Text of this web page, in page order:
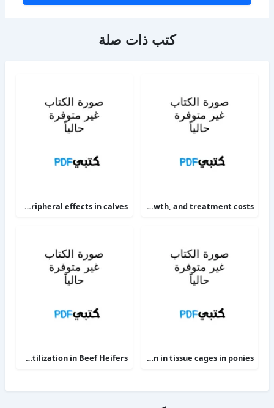
كتب ذات صلة
Targeting therapy to minimize antimicrobial use in preweaned calves effects on health, growth, and treatment costs
The alpha 2-adrenoceptor agonists xylazine and guanfacine exert different central nervous system, but comparable peripheral effects in calves
Clinical efficacy of intravenous administration of marbofloxacin in a Staphylococcus aureus infection in tissue cages in ponies
Phosphorus Deficiency Metabolism and Food Utilization in Beef Heifers